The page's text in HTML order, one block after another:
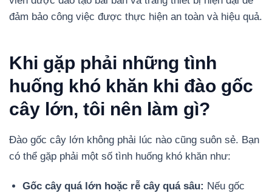
đảm bảo công việc được thực hiện an toàn và hiệu quả.
Khi gặp phải những tình
huống khó khăn khi đào gốc
cây lớn, tôi nên làm gì?
Đào gốc cây lớn không phải lúc nào cũng suôn sẻ. Bạn
có thể gặp phải một số tình huống khó khăn như:
Gốc cây quá lớn hoặc rễ cây quá sâu: Nếu gốc